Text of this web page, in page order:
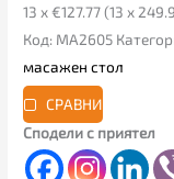
13 x €127.77 (13 x
Код: MA2605
масажен стол
СРАВНИ
Сподели с приятел